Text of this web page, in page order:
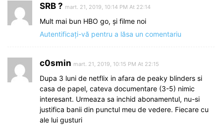
SRB ? mart. 21, 2019, 10:14 PM At 22:14
Mult mai bun HBO go, și filme noi
Autentificați-vă pentru a lăsa un comentariu
c0smin mart. 21, 2019, 10:15 PM At 22:15
Dupa 3 luni de netflix in afara de peaky blinders si
casa de papel, cateva documentare (3-5) nimic
interesant. Urmeaza sa inchid abonamentul, nu-si
justifica banii din punctul meu de vedere. Fiecare cu
ale lui gusturi